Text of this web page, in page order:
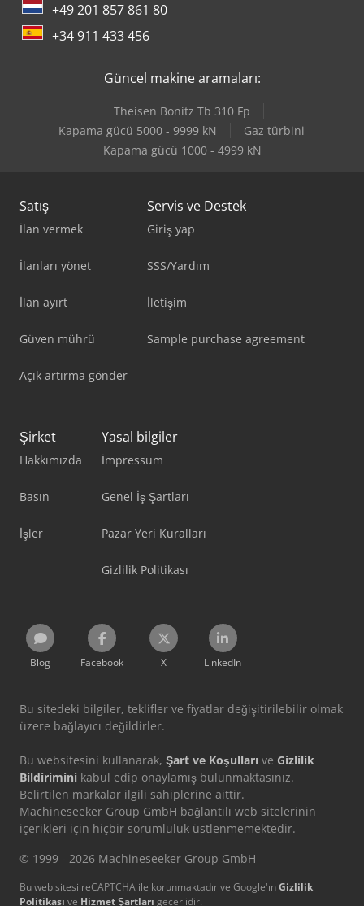
+49 201 857 861 80
+34 911 433 456
Güncel makine aramaları:
Theisen Bonitz Tb 310 Fp
Kapama gücü 5000 - 9999 kN
Gaz türbini
Kapama gücü 1000 - 4999 kN
Satış
İlan vermek
İlanları yönet
İlan ayırt
Güven mührü
Açık artırma gönder
Servis ve Destek
Giriş yap
SSS/Yardım
İletişim
Sample purchase agreement
Şirket
Hakkımızda
Basın
İşler
Yasal bilgiler
İmpressum
Genel İş Şartları
Pazar Yeri Kuralları
Gizlilik Politikası
Blog Facebook X LinkedIn
Bu sitedeki bilgiler, teklifler ve fiyatlar değişitirilebilir olmak
üzere bağlayıcı değildirler.
Bu websitesini kullanarak, Şart ve Koşulları ve Gizlilik
Bildirimini kabul edip onaylamış bulunmaktasınız.
Belirtilen markalar ilgili sahiplerine aittir.
Machineseeker Group GmbH bağlantılı web sitelerinin
içerikleri için hiçbir sorumluluk üstlenmemektedir.
© 1999 - 2026 Machineseeker Group GmbH
Bu web sitesi reCAPTCHA ile korunmaktadır ve Google'ınGizlilik
Politikası ve Hizmet Şartları geçerlidir.